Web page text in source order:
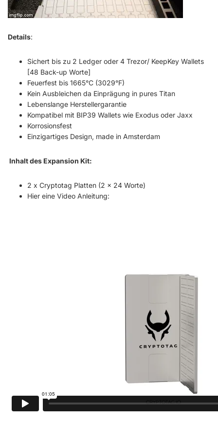
Details:
Sichert bis zu 2 Ledger oder 4 Trezor/ KeepKey Wallets
[48 Back-up Worte]
Feuerfest bis 1665°C (3029°F)
Kein Ausbleichen da Einprägung in pures Titan
Lebenslange Herstellergarantie
Kompatibel mit BIP39 Wallets wie Exodus oder Jaxx
Korrosionsfest
Einzigartiges Design, made in Amsterdam
Inhalt des Expansion Kit:
2 x Cryptotag Platten (2 x 24 Worte)
Hier eine Video Anleitung: